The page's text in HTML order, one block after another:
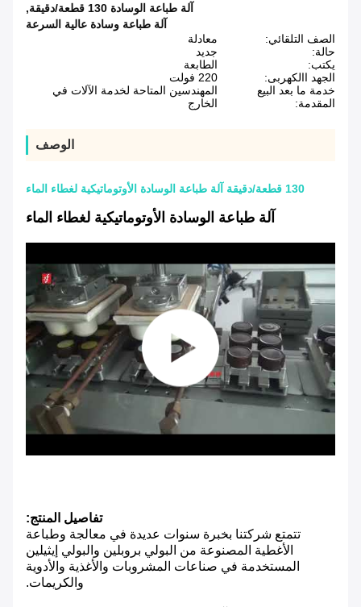
آلة طباعة الوسادة 130 قطعة/دقيقة
,
آلة طباعة وسادة عالية السرعة
الصف التلقائي:
معادلة
حالة:
جديد
يكتب:
الطابعة
الجهد االكهربى:
220 فولت
خدمة ما بعد البيع
المقدمة:
المهندسين المتاحة لخدمة الآلات في
الخارج
الوصف
130 قطعة/دقيقة آلة طباعة الوسادة الأوتوماتيكية لغطاء الماء
آلة طباعة الوسادة الأوتوماتيكية لغطاء الماء
تفاصيل المنتج:
تتمتع شركتنا بخبرة سنوات عديدة في معالجة وطباعة
الأغطية المصنوعة من البولي بروبلين والبولي إيثيلين
المستخدمة في صناعات المشروبات والأغذية والأدوية
والكريمات.